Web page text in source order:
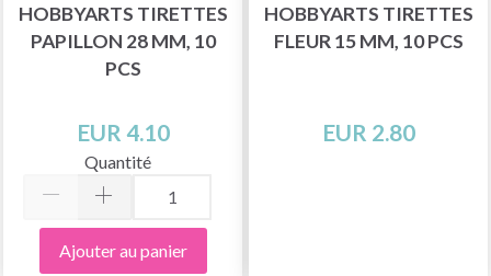
HOBBYARTS TIRETTES
PAPILLON 28 MM, 10
PCS
EUR 4.10
Quantité
Ajouter au panier
HOBBYARTS TIRETTES
FLEUR 15 MM, 10 PCS
EUR 2.80